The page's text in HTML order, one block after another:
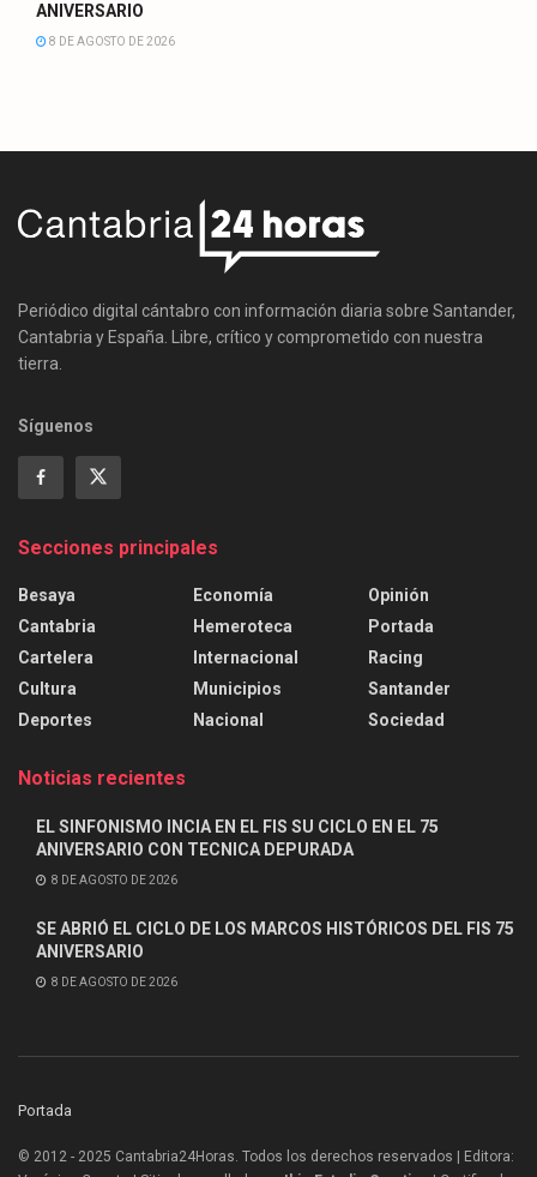
ANIVERSARIO
8 DE AGOSTO DE 2026
Periódico digital cántabro con información diaria sobre Santander,
Cantabria y España. Libre, crítico y comprometido con nuestra
tierra.
Síguenos
Secciones principales
Besaya
Cantabria
Cartelera
Cultura
Deportes
Economía
Hemeroteca
Internacional
Municipios
Nacional
Opinión
Portada
Racing
Santander
Sociedad
Noticias recientes
EL SINFONISMO INCIA EN EL FIS SU CICLO EN EL 75
ANIVERSARIO CON TECNICA DEPURADA
8 DE AGOSTO DE 2026
SE ABRIÓ EL CICLO DE LOS MARCOS HISTÓRICOS DEL FIS 75
ANIVERSARIO
8 DE AGOSTO DE 2026
Portada
© 2012 - 2025 Cantabria24Horas. Todos los derechos reservados | Editora: